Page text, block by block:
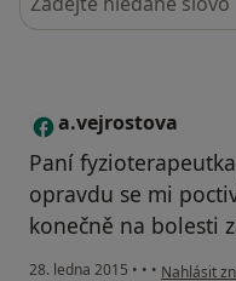
A a.vejrostova
Paní
opravdu se mi
konečně na bolesti
28. ledna 2015 • • • podle
Nahlásit